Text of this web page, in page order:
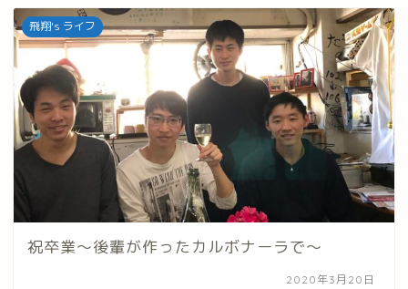
飛翔's ライフ
祝卒業～後輩が作ったカルボナーラで～
2020年3月20日